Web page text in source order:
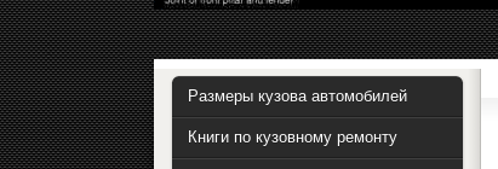
Размеры кузова автомобилей
Книги по кузовному ремонту